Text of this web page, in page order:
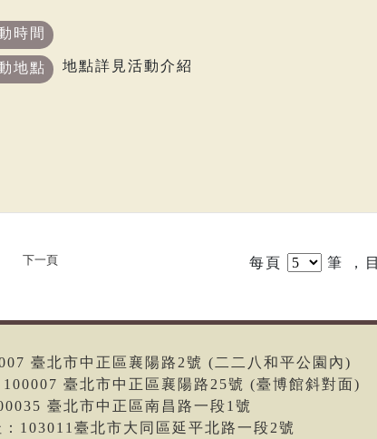
時間
地點 地點詳見活動介紹
下一頁 每頁 筆 ，
臺北市中正區襄陽路2號 (二二八和平公園內)
臺北市中正區襄陽路25號 (臺博館斜對面)
臺北市中正區南昌路一段1號
103011臺北市大同區延平北路一段2號